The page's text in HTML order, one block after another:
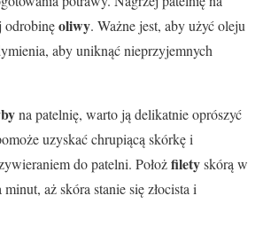
odrobinęoliwy. Ważne jest, aby użyć oleju
aby uniknąć nieprzyjemnych
na patelnię, warto ją delikatnie oprószyć
uzyskać chrupiącą skórkę i
do patelni. Położfiletyskórą w
aż skóra stanie się złocista i